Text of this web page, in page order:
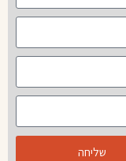
שליחה